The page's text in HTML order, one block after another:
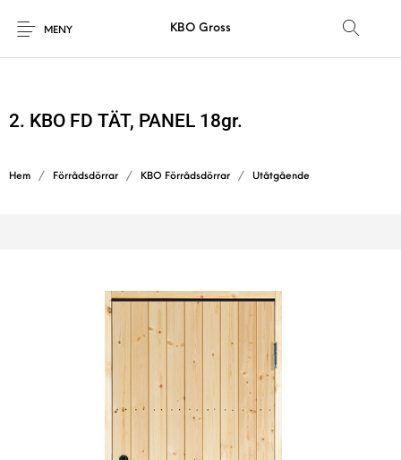
MENY KBO Gross
2. KBO FD TÄT, PANEL 18gr.
Hem / Förrådsdörrar / KBO Förrådsdörrar / Utåtgående